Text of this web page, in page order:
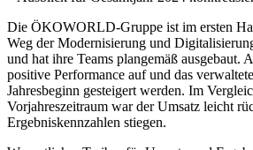
Die ÖKOWORLD-Gruppe ist im ersten
Weg der Modernisierung und
und hat ihre Teams plangemäß ausgebaut.
positive Performance auf und das
Jahresbeginn gesteigert werden. Im
Vorjahreszeitraum war der Umsatz leicht
Ergebniskennzahlen stiegen.